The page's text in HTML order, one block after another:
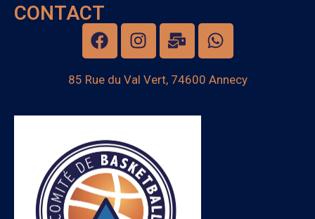
CONTACT
85 Rue du Val Vert, 74600 Annecy